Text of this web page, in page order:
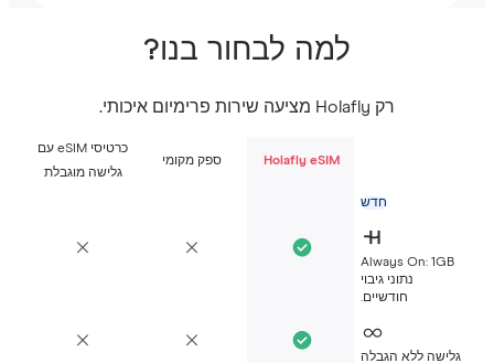
למה לבחור בנו?
Holafly eSIM ספק מקומי
כרטיסי eSIM עם
גלישה מוגבלת
Always On:
נתוני גיבוי
חודשיים.
ללא הגבלה